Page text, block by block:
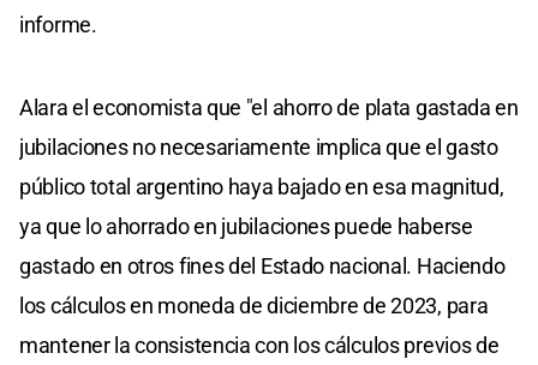
informe.
Alara el economista que "el ahorro de plata gastada en
jubilaciones no necesariamente implica que el gasto
público total argentino haya bajado en esa magnitud,
ya que lo ahorrado en jubilaciones puede haberse
gastado en otros fines del Estado nacional. Haciendo
los cálculos en moneda de diciembre de 2023, para
mantener la consistencia con los cálculos previos de